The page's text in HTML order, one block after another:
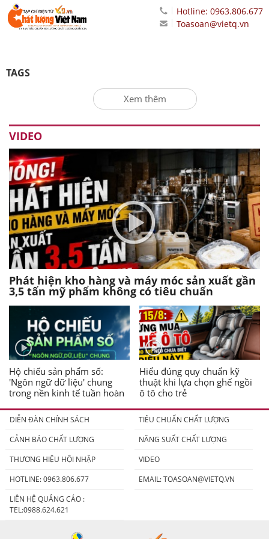
Hotline: 0963.806.677
Toasoan@vietq.vn
TAGS
Xem thêm
VIDEO
Phát hiện kho hàng và máy móc sản xuất gần
3,5 tấn mỹ phẩm không có tiêu chuẩn
Hộ chiếu sản phẩm số:
'Ngôn ngữ dữ liệu' chung
trong nền kinh tế tuần hoàn
Hiểu đúng quy chuẩn kỹ
thuật khi lựa chọn ghế ngồi
ô tô cho trẻ
DIỄN ĐÀN CHÍNH SÁCH
TIÊU CHUẨN CHẤT LƯỢNG
CẢNH BÁO CHẤT LƯỢNG
NĂNG SUẤT CHẤT LƯỢNG
THƯƠNG HIỆU HỘI NHẬP
VIDEO
HOTLINE: 0963.806.677
EMAIL:TOASOAN@VIETQ.VN
LIÊN HỆ QUẢNG CÁO :
TEL:0988.624.621